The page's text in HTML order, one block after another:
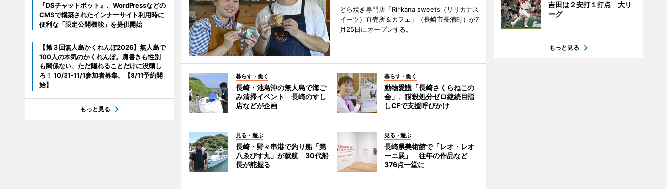
どら焼き専門店「Ririkana sweets（リリカナス
イーツ）直売所＆カフェ」（長崎市長浦町）が7
月25日にオープンする。
暮らす・働く
長崎・池島沖の無人島で海ご
み清掃イベント 長崎のすし
店などが企画
暮らす・働く
動物愛護「長崎さくらねこの
会」、猫殺処分ゼロ継続目指
しCFで支援呼びかけ
見る・遊ぶ
長崎・野々串港で釣り船「第
八ゑびす丸」が就航 30代船
長が舵握る
見る・遊ぶ
長崎県美術館で「レオ・レオ
ーニ展」 往年の作品など
376点一堂に
『DSチャットボット』、WordPressなどの
CMSで構築されたインナーサイト利用時に
便利な「限定公開機能」を提供開始
【第３回無人島かくれんぼ2026】無人島で
100人の本気のかくれんぼ。肩書きも性別
も関係ない、ただ隠れることだけに没頭し
ろ！ 10/31-11/1参加者募集。【8/11予約開
始】
もっと見る
吉田は２安打１打点 大リ
ーグ
もっと見る